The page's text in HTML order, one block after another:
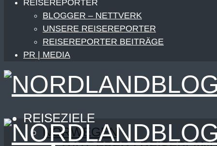
REISEREPORTER
BLOGGER – NETTVERK
UNSERE REISEREPORTER
REISEREPORTER BEITRÄGE
PR | MEDIA
REISEZIELE
NORWEGEN